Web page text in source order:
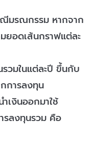
มรณกรรม หากจาก
ยอดเส้นกราฟแต่ละ
วมในแต่ละปี ขึ้นกับ
การลงทุน
เงินออกมาใช้
รลงทุนรวม คือ